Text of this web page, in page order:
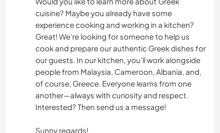
cuisine? Maybe you already have some
experience cooking and working in a kitchen?
Great! We’re looking for someone to help us
cook and prepare our authentic Greek dishes for
our guests. In our kitchen, you’ll work alongside
people from Malaysia, Cameroon, Albania, and,
of course, Greece. Everyone learns from one
another—always with curiosity and respect.
Interested? Then send us a message!
Sunny regards!